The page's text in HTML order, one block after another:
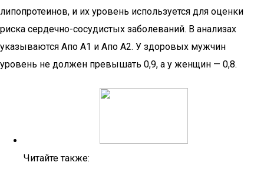
липопротеинов, и их уровень используется для оценки
риска сердечно-сосудистых заболеваний. В анализах
указываются Апо А1 и Апо А2. У здоровых мужчин
уровень не должен превышать 0,9, а у женщин — 0,8.
Читайте также: